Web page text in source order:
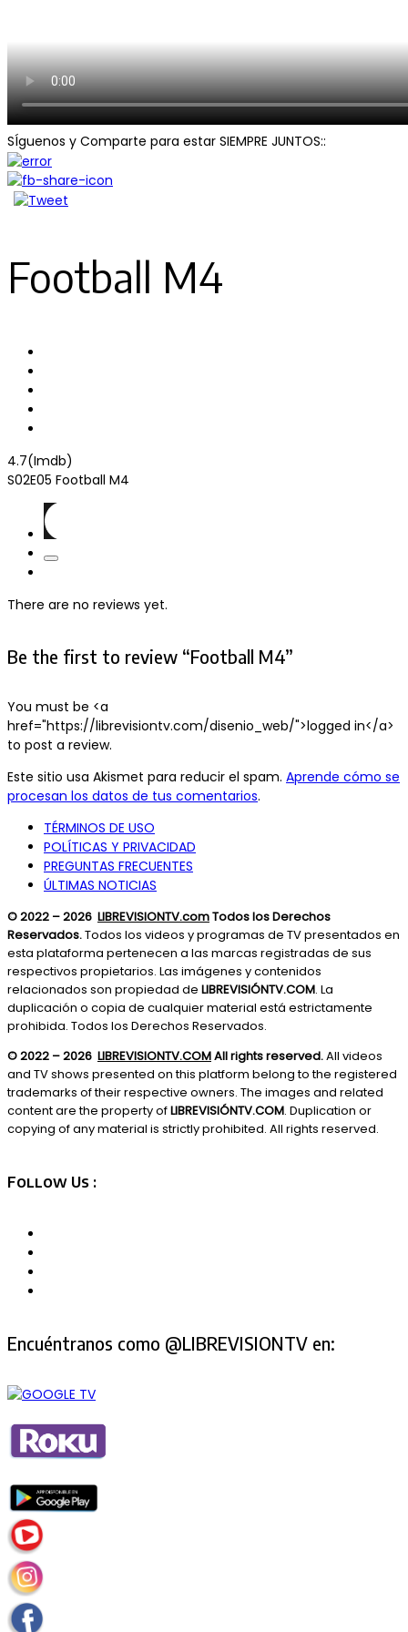
SÍguenos y Comparte para estar SIEMPRE JUNTOS::
Football M4
4.7(Imdb)
S02E05 Football M4
There are no reviews yet.
Be the first to review “Football M4”
You must be <a
href="https://librevisiontv.com/disenio_web/">logged in</a>
to post a review.
Este sitio usa Akismet para reducir el spam. Aprende cómo se
procesan los datos de tus comentarios.
TÉRMINOS DE USO
POLÍTICAS Y PRIVACIDAD
PREGUNTAS FRECUENTES
ÚLTIMAS NOTICIAS
© 2022 – 2026 LIBREVISIONTV.comTodos los Derechos
Reservados.Todos los videos y programas de TV presentados en
esta plataforma pertenecen a las marcas registradas de sus
respectivos propietarios. Las imágenes y contenidos
relacionados son propiedad de LIBREVISIÓNTV.COM. La
duplicación o copia de cualquier material está estrictamente
prohibida. Todos los Derechos Reservados.
© 2022 – 2026 LIBREVISIONTV.COMAll rights reserved.All videos
and TV shows presented on this platform belong to the registered
trademarks of their respective owners. The images and related
content are the property ofLIBREVISIÓNTV.COM. Duplication or
copying of any material is strictly prohibited. All rights reserved.
Follow Us :
Encuéntranos como @LIBREVISIONTV en: